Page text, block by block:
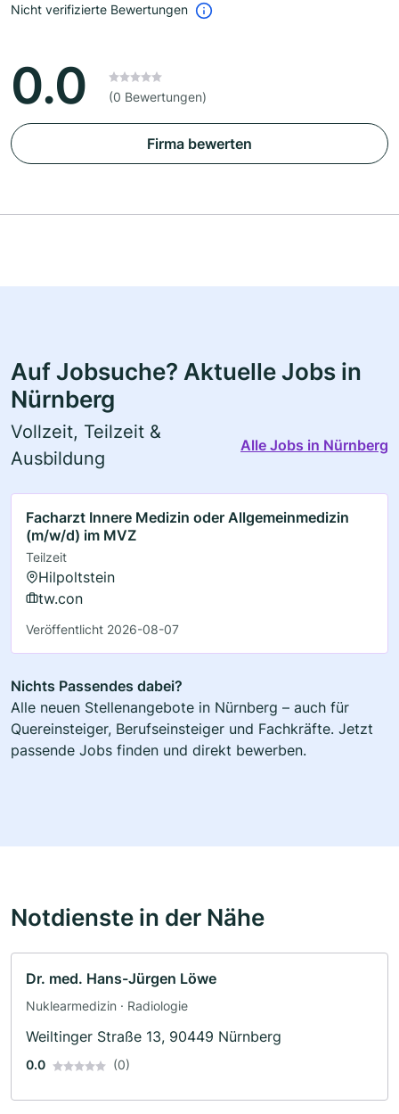
Nicht verifizierte Bewertungen
0.0 (0 Bewertungen)
Firma bewerten
Auf Jobsuche? Aktuelle Jobs in
Nürnberg
Vollzeit, Teilzeit &
Ausbildung
Alle Jobs in Nürnberg
Facharzt Innere Medizin oder Allgemeinmedizin
(m/w/d) im MVZ
Teilzeit
Hilpoltstein
tw.con
Veröffentlicht 2026-08-07
Nichts Passendes dabei?
Alle neuen Stellenangebote in Nürnberg – auch für
Quereinsteiger, Berufseinsteiger und Fachkräfte. Jetzt
passende Jobs finden und direkt bewerben.
Notdienste in der Nähe
Dr. med. Hans-Jürgen Löwe
Nuklearmedizin · Radiologie
Weiltinger Straße 13, 90449 Nürnberg
0.0 (0)